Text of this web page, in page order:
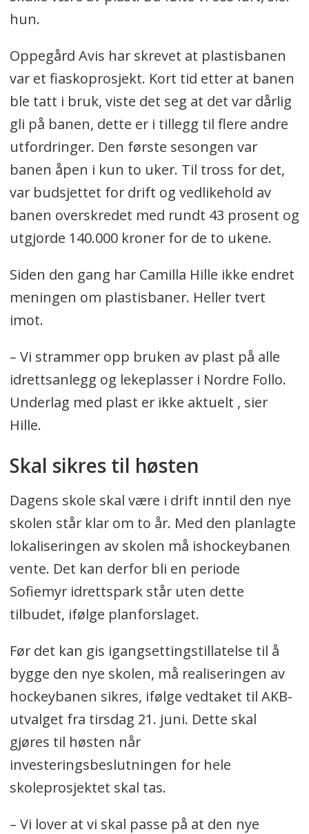
hun.
Oppegård Avis har skrevet at plastisbanen
var et fiaskoprosjekt. Kort tid etter at banen
ble tatt i bruk, viste det seg at det var dårlig
gli på banen, dette er i tillegg til flere andre
utfordringer. Den første sesongen var
banen åpen i kun to uker. Til tross for det,
var budsjettet for drift og vedlikehold av
banen overskredet med rundt 43 prosent og
utgjorde 140.000 kroner for de to ukene.
Siden den gang har Camilla Hille ikke endret
meningen om plastisbaner. Heller tvert
imot.
– Vi strammer opp bruken av plast på alle
idrettsanlegg og lekeplasser i Nordre Follo.
Underlag med plast er ikke aktuelt , sier
Hille.
Skal sikres til høsten
Dagens skole skal være i drift inntil den nye
skolen står klar om to år. Med den planlagte
lokaliseringen av skolen må ishockeybanen
vente. Det kan derfor bli en periode
Sofiemyr idrettspark står uten dette
tilbudet, ifølge planforslaget.
Før det kan gis igangsettingstillatelse til å
bygge den nye skolen, må realiseringen av
hockeybanen sikres, ifølge vedtaket til AKB-
utvalget fra tirsdag 21. juni. Dette skal
gjøres til høsten når
investeringsbeslutningen for hele
skoleprosjektet skal tas.
– Vi lover at vi skal passe på at den nye